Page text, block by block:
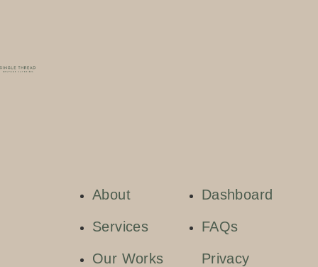
About
Services
Our Works
Dashboard
FAQs
Privacy